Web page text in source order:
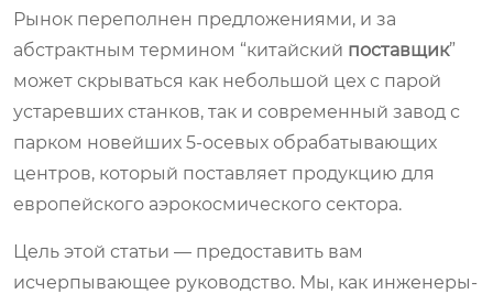
Рынок переполнен предложениями, и за
абстрактным термином “китайский поставщик”
может скрываться как небольшой цех с парой
устаревших станков, так и современный завод с
парком новейших 5-осевых обрабатывающих
центров, который поставляет продукцию для
европейского аэрокосмического сектора.
Цель этой статьи — предоставить вам
исчерпывающее руководство. Мы, как инженеры-